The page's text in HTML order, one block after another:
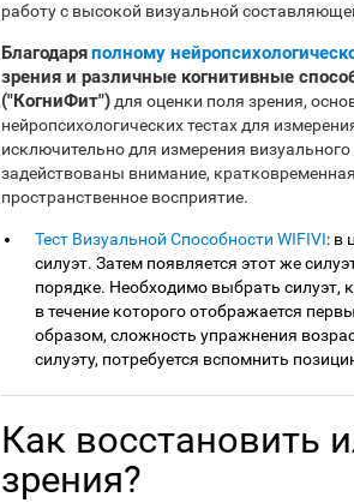
работу с высокой визуальной
Благодаряполному
зрения и различные когнитивные
("КогниФит") для оценки поля зрения,
нейропсихологических тестах для
исключительно для измерения
задействованы внимание,
пространственное восприятие.
Тест Визуальной Способности WIFIVI: в
силуэт. Затем появляется этот же
порядке. Необходимо выбрать силуэт,
в течение которого отображается
образом, сложность упражнения
силуэту, потребуется вспомнить
Как восстановить
зрения?